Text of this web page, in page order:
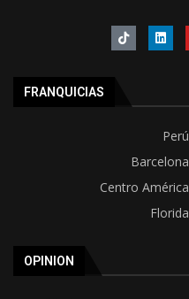
FRANQUICIAS
Perú
Barcelona
Centro América
Florida
OPINION